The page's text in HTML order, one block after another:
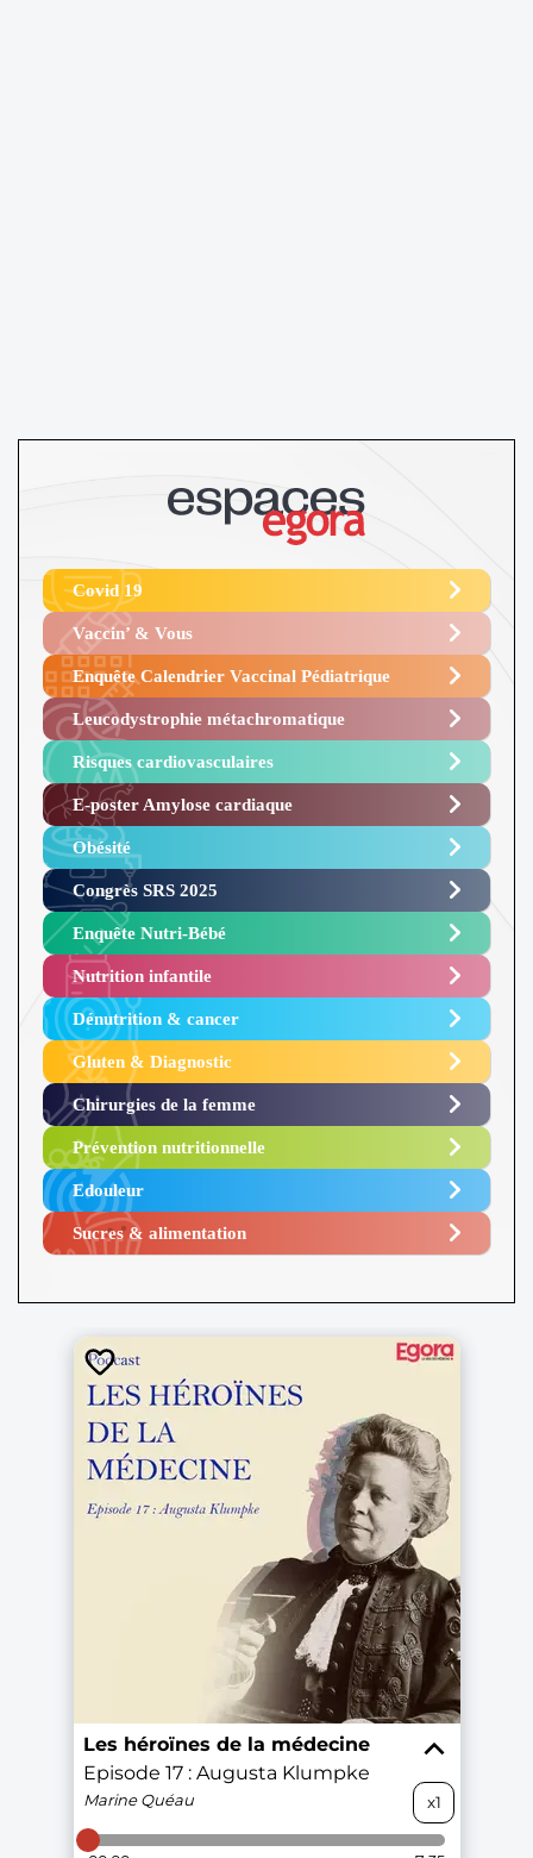
Covid 19
Vaccin’ & Vous
Enquête Calendrier Vaccinal Pédiatrique
Leucodystrophie métachromatique
Risques cardiovasculaires
E-poster Amylose cardiaque ​
Obésité ​
Congrès SRS 2025 ​
Enquête Nutri-Bébé ​
Nutrition infantile
Dénutrition & cancer
Gluten & Diagnostic
Chirurgies de la femme
Prévention nutritionnelle
Edouleur​
Sucres & alimentation​